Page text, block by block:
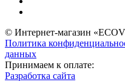
© Интернет-магазин
Политика
данных
Принимаем к оплате:
Разработка сайта